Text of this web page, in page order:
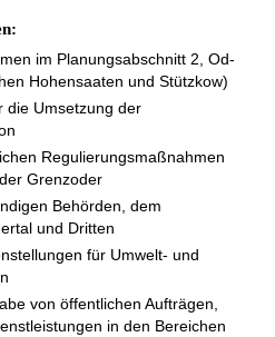
im Planungsabschnitt 2, Od-
Hohensaaten und Stützkow)
die Umsetzung der
Regulierungsmaßnahmen
Grenzoder
Behörden, dem
und Dritten
für Umwelt- und
von öffentlichen Aufträgen,
in den Bereichen